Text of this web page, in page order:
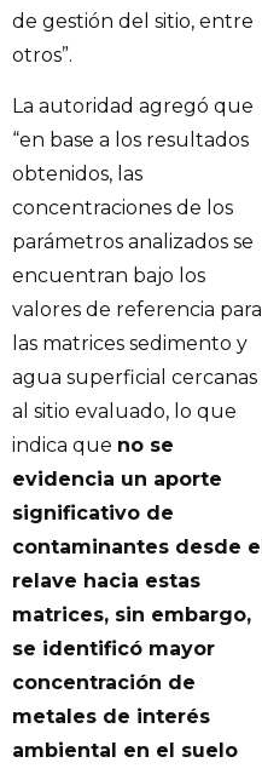
de gestión del sitio, entre
otros”.
La autoridad agregó que
“en base a los resultados
obtenidos, las
concentraciones de los
parámetros analizados se
encuentran bajo los
valores de referencia para
las matrices sedimento y
agua superficial cercanas
al sitio evaluado, lo que
indica que no se
evidencia un aporte
significativo de
contaminantes desde el
relave hacia estas
matrices, sin embargo,
se identificó mayor
concentración de
metales de interés
ambiental en el suelo